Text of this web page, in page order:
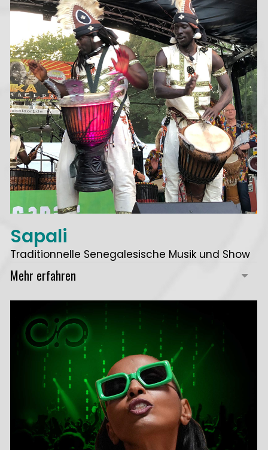
Sapali
Traditionnelle Senegalesische Musik und Show
Mehr erfahren